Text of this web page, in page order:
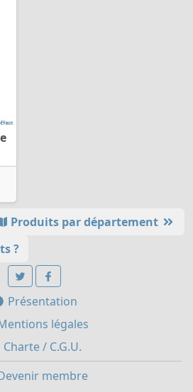
Produits par département
?
Présentation
légales
Charte / C.G.U.
membre